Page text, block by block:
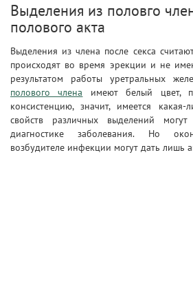
Выделения из половго
полового акта
Выделения из члена после секса
происходят во время эрекции и не
результатом работы уретральных
полового члена имеют белый цвет,
консистенцию, значит, имеется
свойств различных выделений
диагностике заболевания. Но
возбудителе инфекции могут дать лишь